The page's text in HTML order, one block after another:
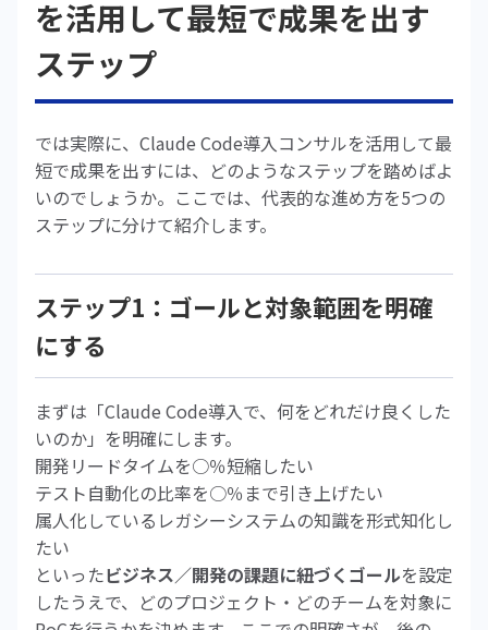
を活用して最短で成果を出す
ステップ
では実際に、Claude Code導入コンサルを活用して最
短で成果を出すには、どのようなステップを踏めばよ
いのでしょうか。ここでは、代表的な進め方を5つの
ステップに分けて紹介します。
ステップ1：ゴールと対象範囲を明確
にする
まずは「Claude Code導入で、何をどれだけ良くした
いのか」を明確にします。
開発リードタイムを○％短縮したい
テスト自動化の比率を○％まで引き上げたい
属人化しているレガシーシステムの知識を形式知化し
たい
といったビジネス／開発の課題に紐づくゴールを設定
したうえで、どのプロジェクト・どのチームを対象に